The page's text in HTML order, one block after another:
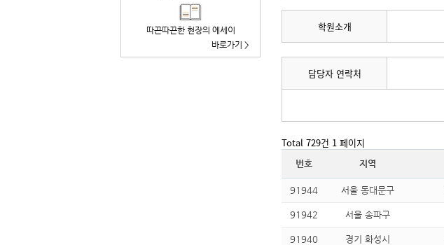
따끈따끈한 현장의 에세이
바로가기 >
학원소개
담당자 연락처
Total 729건 1 페이지
번호 지역
91944 서울 동대문구
91942 서울 송파구
91940 경기 화성시